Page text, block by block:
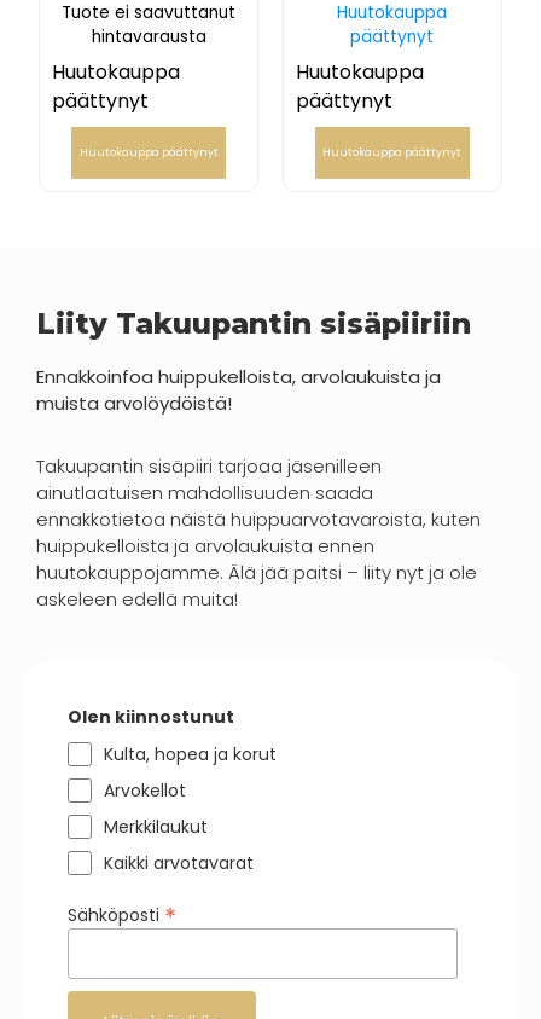
Tuote ei saavuttanut
hintavarausta
Huutokauppa
päättynyt
Huutokauppa päättynyt
Huutokauppa
päättynyt
Huutokauppa
päättynyt
Huutokauppa päättynyt
Liity Takuupantin sisäpiiriin
Ennakkoinfoa huippukelloista, arvolaukuista ja
muista arvolöydöistä!
Takuupantin sisäpiiri tarjoaa jäsenilleen
ainutlaatuisen mahdollisuuden saada
ennakkotietoa näistä huippuarvotavaroista, kuten
huippukelloista ja arvolaukuista ennen
huutokauppojamme. Älä jää paitsi – liity nyt ja ole
askeleen edellä muita!
Olen kiinnostunut
Kulta, hopea ja korut
Arvokellot
Merkkilaukut
Kaikki arvotavarat
Sähköposti *